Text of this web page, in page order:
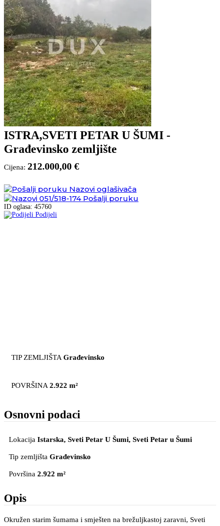
ISTRA,SVETI PETAR U ŠUMI -
Građevinsko zemljište
Cijena: 212.000,00 €
Nazovi oglašivača
051/518-174 Pošalji poruku
ID oglasa: 45760
Podijeli
TIP ZEMLJIŠTA Građevinsko
POVRŠINA 2.922 m²
Osnovni podaci
Lokacija Istarska, Sveti Petar U Šumi, Sveti Petar u Šumi
Tip zemljišta Građevinsko
Površina 2.922 m²
Opis
Okružen starim šumama i smješten na brežuljkastoj zaravni, Sveti